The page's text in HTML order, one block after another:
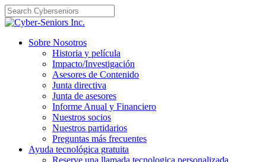
Skip
to
content
Sobre Nosotros
Historia y película
Impacto/Investigación
Asesores de Contenido
Junta directiva
Junta de asesores
Informe Anual y Financiero
Nuestros socios
Nuestros partidarios
Preguntas más frecuentes
Ayuda tecnológica gratuita
Reserve una llamada tecnologica personalizada